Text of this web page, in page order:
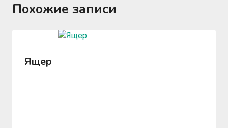
Похожие записи
Ящер